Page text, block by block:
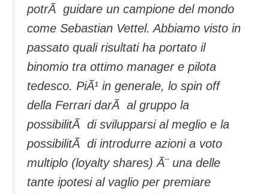
potrÃ guidare un campione del mondo
come Sebastian Vettel. Abbiamo visto in
passato quali risultati ha portato il
binomio tra ottimo manager e pilota
tedesco. PiÃ¹ in generale, lo spin off
della Ferrari darÃ al gruppo la
possibilitÃ di svilupparsi al meglio e la
possibilitÃ di introdurre azioni a voto
multiplo (loyalty shares) Ã¨ una delle
tante ipotesi al vaglio per premiare